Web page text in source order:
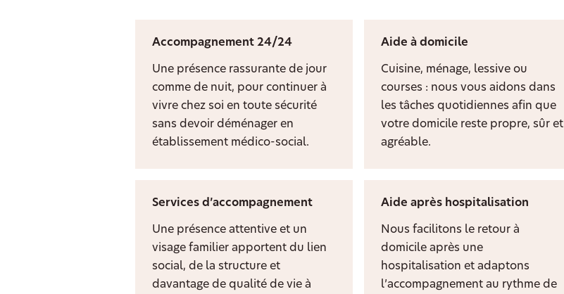
Accompagnement 24/24
Une présence rassurante de jour
comme de nuit, pour continuer à
vivre chez soi en toute sécurité
sans devoir déménager en
établissement médico-social.
Aide à domicile
Cuisine, ménage, lessive ou
courses : nous vous aidons dans
les tâches quotidiennes afin que
votre domicile reste propre, sûr et
agréable.
Services d’accompagnement
Une présence attentive et un
visage familier apportent du lien
social, de la structure et
davantage de qualité de vie à
Aide après hospitalisation
Nous facilitons le retour à
domicile après une
hospitalisation et adaptons
l’accompagnement au rythme de